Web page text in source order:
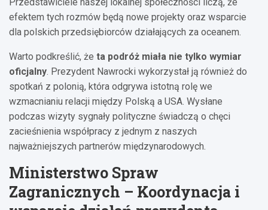
efektem tych rozmów będą nowe projekty oraz wsparcie
dla polskich przedsiębiorców działających za oceanem.
Warto podkreślić, że ta podróż miała nie tylko wymiar
oficjalny. Prezydent Nawrocki wykorzystał ją również do
spotkań z polonią, która odgrywa istotną rolę we
wzmacnianiu relacji między Polską a USA. Wysłane
podczas wizyty sygnały polityczne świadczą o chęci
zacieśnienia współpracy z jednym z naszych
najważniejszych partnerów międzynarodowych.
Ministerstwo Spraw
Zagranicznych – Koordynacja i